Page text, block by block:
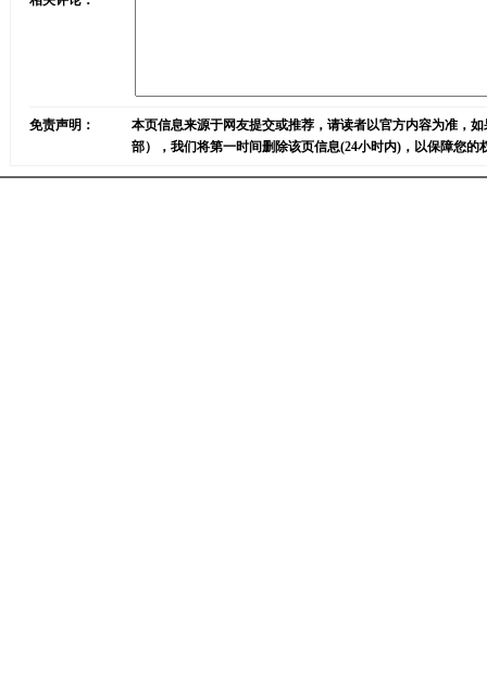
免责声明：
本页信息来源于网友提交或推荐，请读者以官方内容为准，
部），我们将第一时间删除该页信息(24小时内)，以保障您的